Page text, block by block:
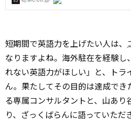
短期間で英語力を上げたい人は、
なりますよね。海外駐在を経験し
れない英語力がほしい」と、トラ
ん。果たしてその目的は達成でき
る専属コンサルタントと、山あ
り、ざっくばらんに語っていただ